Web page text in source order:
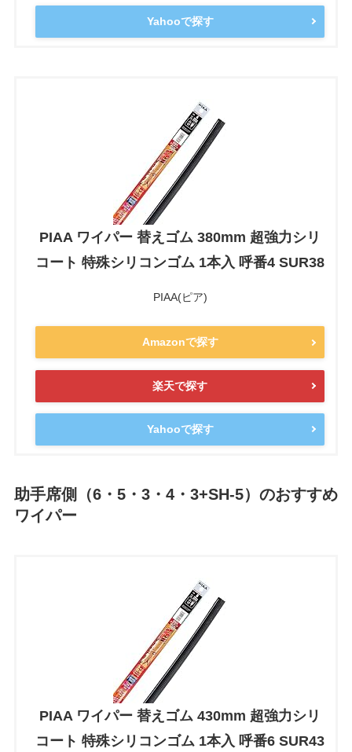
Yahooで探す
PIAA ワイパー 替えゴム 380mm 超強力シリ
コート 特殊シリコンゴム 1本入 呼番4 SUR38
PIAA(ピア)
Amazonで探す
楽天で探す
Yahooで探す
助手席側（6・5・3・4・3+SH-5）のおすすめ
ワイパー
PIAA ワイパー 替えゴム 430mm 超強力シリ
コート 特殊シリコンゴム 1本入 呼番6 SUR43